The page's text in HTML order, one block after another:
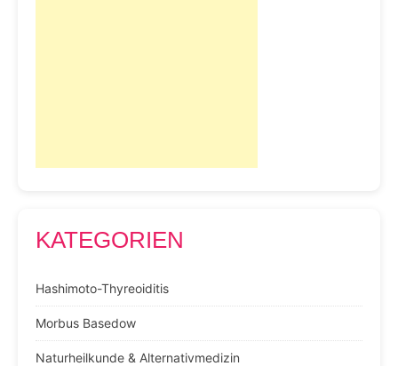
KATEGORIEN
Hashimoto-Thyreoiditis
Morbus Basedow
Naturheilkunde & Alternativmedizin